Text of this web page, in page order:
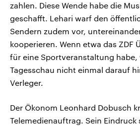
zahlen. Diese Wende habe die
geschafft. Lehari warf den
Sendern zudem vor,
kooperieren. Wenn etwa das ZDF
für eine Sportveranstaltung habe,
Tagesschau nicht einmal darauf
Verleger.
Der Ökonom Leonhard Dobusch
Telemedienauftrag. Sein Eindruck